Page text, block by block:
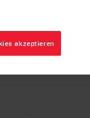
akzeptieren